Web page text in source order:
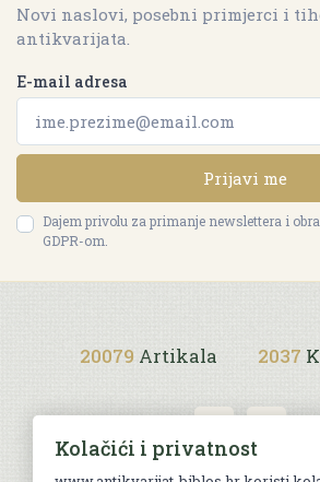
Novi naslovi, posebni primjerci i
antikvarijata.
E-mail adresa
Prijavi me
Dajem privolu za primanje newslettera i
GDPR-om.
20079 Artikala 2037
Kolačići i privatnost